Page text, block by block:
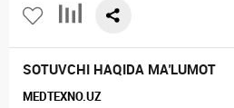
SOTUVCHI HAQIDA MA'LUMOT
MEDTEXNO.UZ